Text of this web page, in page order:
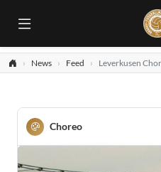
News Feed Leverkusen
Choreo